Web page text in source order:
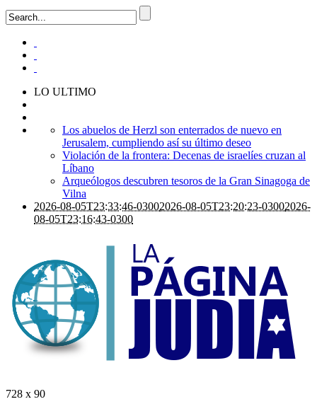
LO ULTIMO
Los abuelos de Herzl son enterrados de nuevo en
Jerusalem, cumpliendo así su último deseo
Violación de la frontera: Decenas de israelíes cruzan al
Líbano
Arqueólogos descubren tesoros de la Gran Sinagoga de
Vilna
2026-08-05T23:33:46-03002026-08-05T23:20:23-03002026-
08-05T23:16:43-0300
728 x 90